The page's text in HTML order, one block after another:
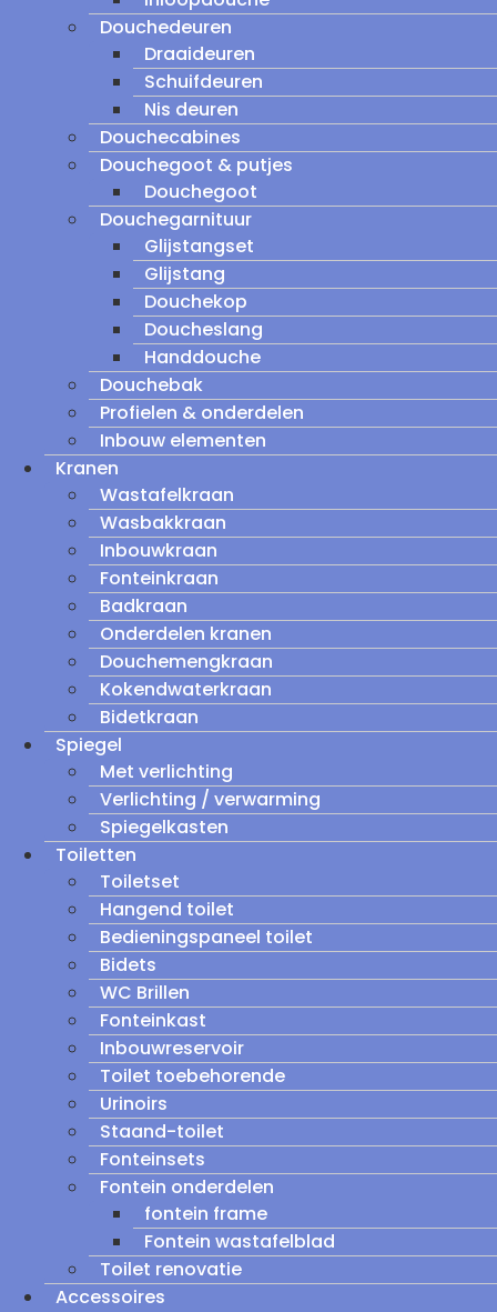
Douchedeuren
Draaideuren
Schuifdeuren
Nis deuren
Douchecabines
Douchegoot & putjes
Douchegoot
Douchegarnituur
Glijstangset
Glijstang
Douchekop
Doucheslang
Handdouche
Douchebak
Profielen & onderdelen
Inbouw elementen
Kranen
Wastafelkraan
Wasbakkraan
Inbouwkraan
Fonteinkraan
Badkraan
Onderdelen kranen
Douchemengkraan
Kokendwaterkraan
Bidetkraan
Spiegel
Met verlichting
Verlichting / verwarming
Spiegelkasten
Toiletten
Toiletset
Hangend toilet
Bedieningspaneel toilet
Bidets
WC Brillen
Fonteinkast
Inbouwreservoir
Toilet toebehorende
Urinoirs
Staand-toilet
Fonteinsets
Fontein onderdelen
fontein frame
Fontein wastafelblad
Toilet renovatie
Accessoires